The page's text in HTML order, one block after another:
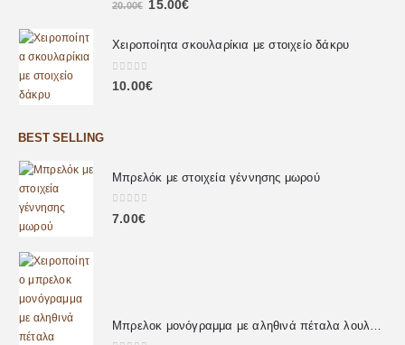
20.00€ 15.00€
Χειροποίητα σκουλαρίκια με στοιχείο δάκρυ
0 out of 5
10.00€
BEST SELLING
Μπρελόκ με στοιχεία γέννησης μωρού
0out of 5
7.00€